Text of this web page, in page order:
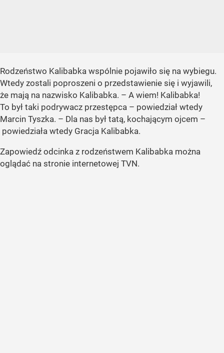
Rodzeństwo Kalibabka wspólnie pojawiło się na wybiegu.
Wtedy zostali poproszeni o przedstawienie się i wyjawili,
że mają na nazwisko Kalibabka. – A wiem! Kalibabka!
To był taki podrywacz przestępca – powiedział wtedy
Marcin Tyszka. – Dla nas był tatą, kochającym ojcem –
powiedziała wtedy Gracja Kalibabka.
Zapowiedź odcinka z rodzeństwem Kalibabka można
oglądać na stronie internetowej TVN.